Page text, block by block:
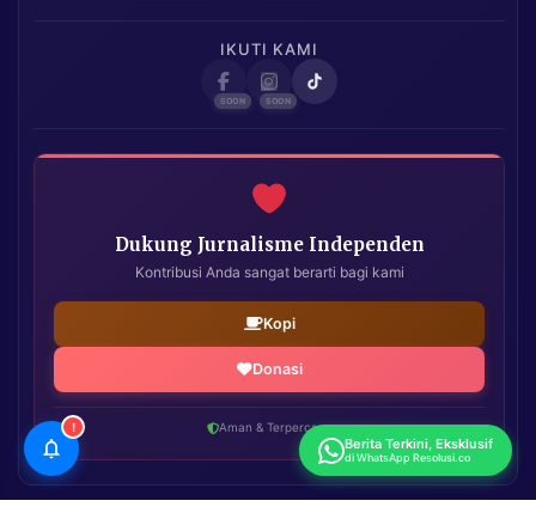
IKUTI KAMI
Dukung Jurnalisme Independen
Kontribusi Anda sangat berarti bagi kami
Kopi
Donasi
Aman & Terpercaya
!
Berita Terkini, Eksklusif
di WhatsApp Resolusi.co